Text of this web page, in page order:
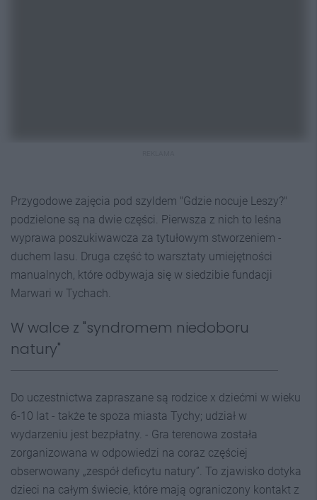
Przygodowe zajęcia pod szyldem "Gdzie nocuje Leszy?"
podzielone są na dwie części. Pierwsza z nich to leśna
wyprawa poszukiwawcza za tytułowym stworzeniem -
duchem lasu. Druga część to warsztaty umiejętności
manualnych, które odbywaja się w siedzibie fundacji
Marwari w Tychach.
W walce z "syndromem niedoboru
natury"
Do uczestnictwa zapraszane są rodzice x dziećmi w wieku
6-10 lat - także te spoza miasta Tychy; udział w
wydarzeniu jest bezpłatny. - Gra terenowa została
zorganizowana w odpowiedzi na coraz częściej
obserwowany „zespół deficytu natury”. To zjawisko dotyka
dzieci na całym świecie, które mają ograniczony kontakt z